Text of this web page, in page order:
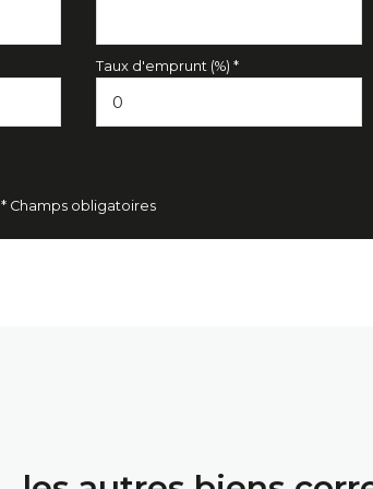
Taux d'emprunt (%) *
* Champs obligatoires